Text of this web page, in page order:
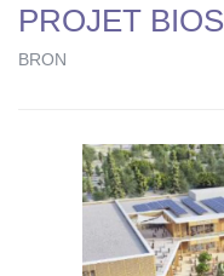
PROJET BIOS
BRON